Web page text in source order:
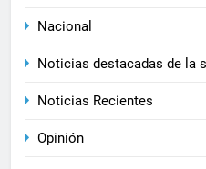
Nacional
Noticias destacadas de la
Noticias Recientes
Opinión